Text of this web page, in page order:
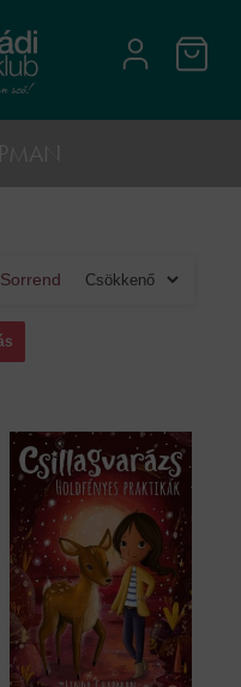
Sorrend